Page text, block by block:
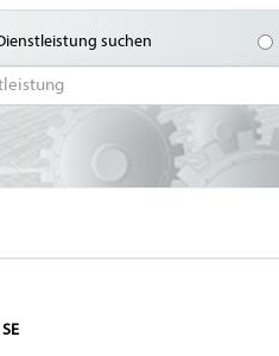
suchen